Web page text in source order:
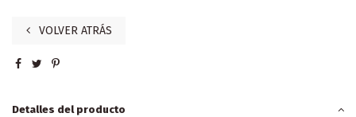
VOLVER ATRÁS
Detalles del producto